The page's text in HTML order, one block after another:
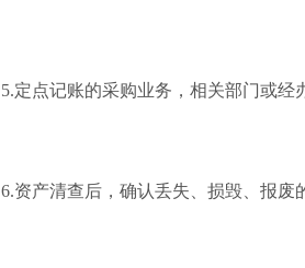
5.定点记账的采购业务，相关部门或经
6.资产清查后，确认丢失、损毁、报